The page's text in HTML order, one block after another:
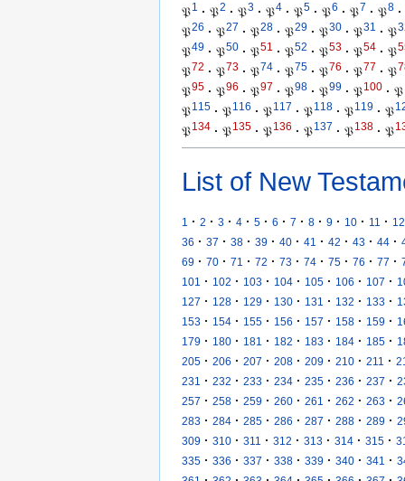
𝔓1 · 𝔓2 · 𝔓3 · 𝔓4 · 𝔓5 · 𝔓6 · 𝔓7 · 𝔓8 ·
𝔓26 · 𝔓27 · 𝔓28 · 𝔓29 · 𝔓30 · 𝔓31 · 𝔓
𝔓49 · 𝔓50 · 𝔓51 · 𝔓52 · 𝔓53 · 𝔓54 · 𝔓
𝔓72 · 𝔓73 · 𝔓74 · 𝔓75 · 𝔓76 · 𝔓77 · 𝔓
𝔓95 · 𝔓96 · 𝔓97 · 𝔓98 · 𝔓99 · 𝔓100 · 𝔓
𝔓115 · 𝔓116 · 𝔓117 · 𝔓118 · 𝔓119 · 𝔓
𝔓134 · 𝔓135 · 𝔓136 · 𝔓137 · 𝔓138 · 𝔓
List of New
1 · 2 · 3 · 4 · 5 · 6 · 7 · 8 · 9 · 10 · 11 · 12
36 · 37 · 38 · 39 · 40 · 41 · 42 · 43 · 44 ·
69 · 70 · 71 · 72 · 73 · 74 · 75 · 76 · 77 ·
101
· 102 · 103 · 104 · 105 · 106 · 107 ·
127 · 128 · 129 · 130 · 131 · 132 · 133 ·
153 · 154 · 155 · 156 · 157 · 158 · 159 ·
179 · 180 · 181 · 182 · 183 · 184 · 185 ·
205 · 206 · 207 · 208 · 209 · 210 · 211 ·
231
· 232 · 233 · 234 · 235 · 236 · 237 ·
257 · 258 · 259 · 260 · 261 · 262 · 263 ·
283 · 284 · 285 · 286 · 287 · 288 · 289 ·
309 · 310 · 311 · 312 · 313 · 314 · 315 ·
335 · 336 · 337 · 338 · 339 · 340 · 341 ·